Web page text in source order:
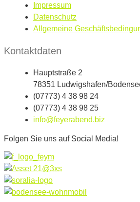
Impressum
Datenschutz
Allgemeine
Kontaktdaten
Hauptstraße 2
78351 Ludwigshafen/
(07773) 4 38 98 24
(07773) 4 38 98 25
info@feyerabend.biz
Folgen Sie uns auf Social Media!